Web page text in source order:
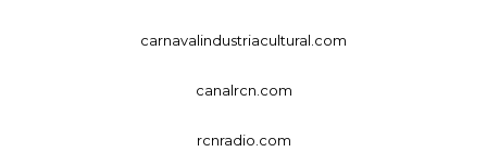
carnavalindustriacultural.com
canalrcn.com
rcnradio.com